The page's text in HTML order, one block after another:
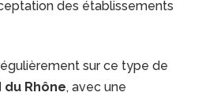
des établissements
sur ce type de
du Rhône, avec une